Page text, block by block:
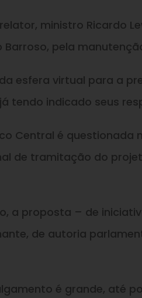
ministro Ricardo
Barroso, pela
esfera virtual para a
tendo indicado seus
Central é questionada
de tramitação do
a proposta – de
de autoria
é grande, até